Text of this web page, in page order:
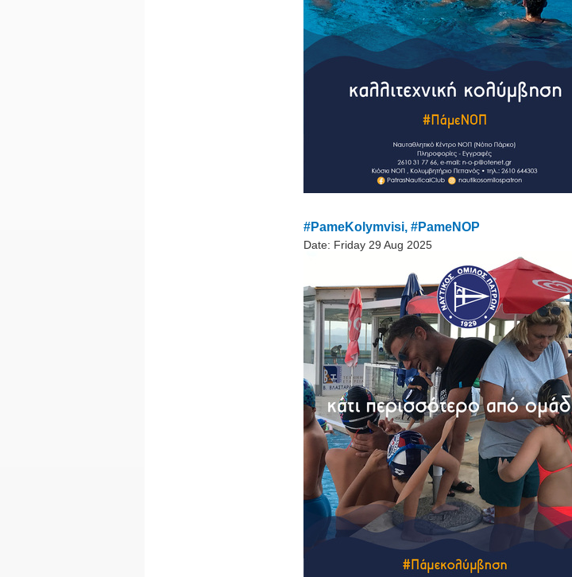
#PameKolymvisi, #PameNOP
Date: Friday 29 Aug 2025